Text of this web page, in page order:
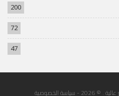
200
72
47
. © 2026 - سياسة الخصوصية